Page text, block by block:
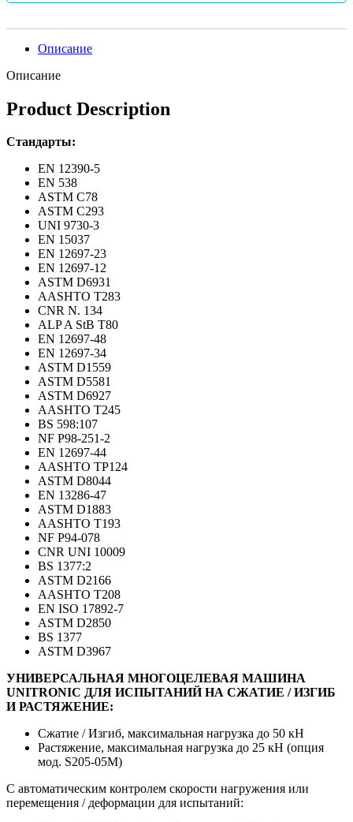
Описание
Описание
Product Description
Стандарты:
EN 12390-5
EN 538
ASTM C78
ASTM C293
UNI 9730-3
EN 15037
EN 12697-23
EN 12697-12
ASTM D6931
AASHTO T283
CNR N. 134
ALP A StB T80
EN 12697-48
EN 12697-34
ASTM D1559
ASTM D5581
ASTM D6927
AASHTO T245
BS 598:107
NF P98-251-2
EN 12697-44
AASHTO TP124
ASTM D8044
EN 13286-47
ASTM D1883
AASHTO T193
NF P94-078
CNR UNI 10009
BS 1377:2
ASTM D2166
AASHTO T208
EN ISO 17892-7
ASTM D2850
BS 1377
ASTM D3967
УНИВЕРСАЛЬНАЯ МНОГОЦЕЛЕВАЯ МАШИНА
UNITRONIC ДЛЯ ИСПЫТАНИЙ НА СЖАТИЕ /ИЗГИБ
И РАСТЯЖЕНИЕ:
Сжатие / Изгиб, максимальная нагрузка до 50 кН
Растяжение, максимальная нагрузка до 25 кН (опция
мод. S205-05М)
С автоматическим контролем скорости нагружения или
перемещения / деформации для испытаний: